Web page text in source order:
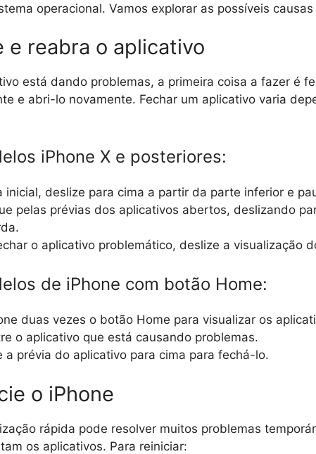
operacional. Vamos explorar as possíveis
e reabra o aplicativo
está dando problemas, a primeira coisa a fazer é
e abri-lo novamente. Fechar um aplicativo varia
iPhone X e posteriores:
inicial, deslize para cima a partir da parte inferior e
pelas prévias dos aplicativos abertos, deslizando
o aplicativo problemático, deslize a visualização
de iPhone com botão Home:
duas vezes o botão Home para visualizar os
o aplicativo que está causando problemas.
a prévia do aplicativo para cima para fechá-lo.
o iPhone
rápida pode resolver muitos problemas
os aplicativos. Para reiniciar: